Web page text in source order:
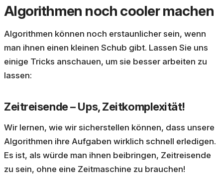
Algorithmen noch cooler machen
Algorithmen können noch erstaunlicher sein, wenn
man ihnen einen kleinen Schub gibt. Lassen Sie uns
einige Tricks anschauen, um sie besser arbeiten zu
lassen:
Zeitreisende – Ups, Zeitkomplexität!
Wir lernen, wie wir sicherstellen können, dass unsere
Algorithmen ihre Aufgaben wirklich schnell erledigen.
Es ist, als würde man ihnen beibringen, Zeitreisende
zu sein, ohne eine Zeitmaschine zu brauchen!